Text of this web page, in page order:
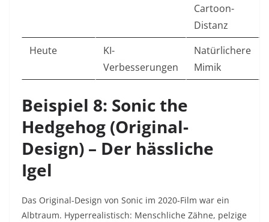
Cartoon-
Distanz
Heute
KI-
Verbesserungen
Natürlichere
Mimik
Beispiel 8: Sonic the
Hedgehog (Original-
Design) – Der hässliche
Igel
Das Original-Design von Sonic im 2020-Film war ein
Albtraum. Hyperrealistisch: Menschliche Zähne, pelzige